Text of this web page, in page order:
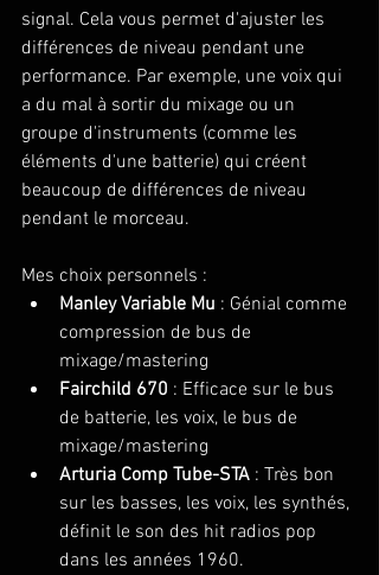
signal. Cela vous permet d'ajuster les
différences de niveau pendant une
performance. Par exemple, une voix qui
a du mal à sortir du mixage ou un
groupe d'instruments (comme les
éléments d'une batterie) qui créent
beaucoup de différences de niveau
pendant le morceau.
Mes choix personnels :
Manley Variable Mu : Génial comme
compression de bus de
mixage/mastering
Fairchild 670 : Efficace sur le bus
de batterie, les voix, le bus de
mixage/mastering
Arturia Comp Tube-STA : Très bon
sur les basses, les voix, les synthés,
définit le son des hit radios pop
dans les années 1960.